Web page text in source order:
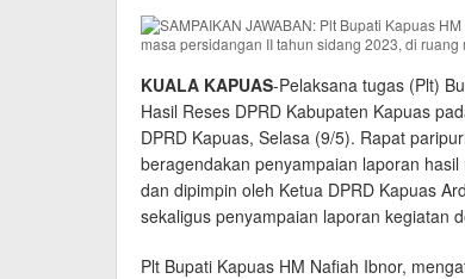
KUALA KAPUAS-Pelaksana tugas (Plt)
Hasil Reses DPRD Kabupaten Kapuas
DPRD Kapuas, Selasa (9/5). Rapat
beragendakan penyampaian laporan
dan dipimpin oleh Ketua DPRD Kapuas
sekaligus penyampaian laporan kegiatan
Plt Bupati Kapuas HM Nafiah Ibnor,